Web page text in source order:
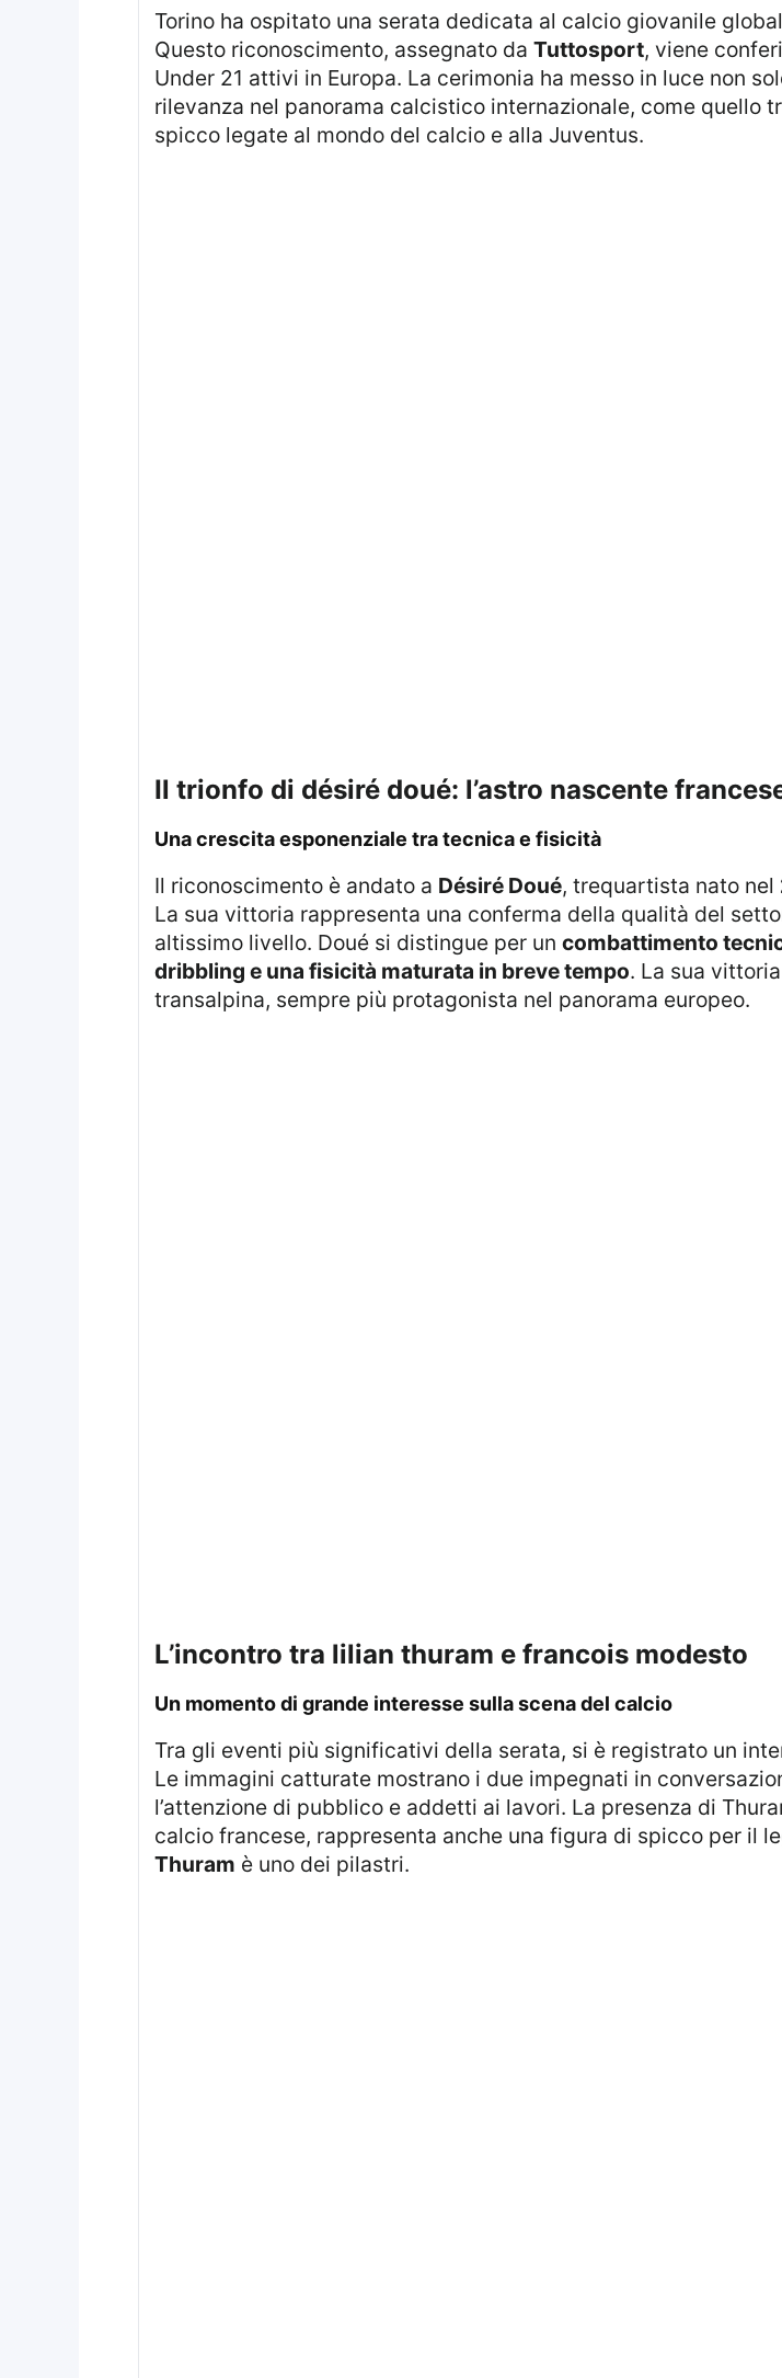
Torino ha ospitato una serata dedicata al calcio giovanile
Questo riconoscimento, assegnato da Tuttosport, viene
Under 21 attivi in Europa. La cerimonia ha messo in luce non
rilevanza nel panorama calcistico internazionale, come quello
spicco legate al mondo del calcio e alla Juventus.
il trionfo di désiré doué: l’astro nascente
una crescita esponenziale tra tecnica e fisicità
Il riconoscimento è andato a Désiré Doué, trequartista nato nel
La sua vittoria rappresenta una conferma della qualità del
altissimo livello. Doué si distingue per un combattimento
dribbling e una fisicità maturata in breve tempo. La sua
transalpina, sempre più protagonista nel panorama europeo.
l’incontro tra lilian thuram e francois modesto
un momento di grande interesse sulla scena del calcio
Tra gli eventi più significativi della serata, si è registrato un
Le immagini catturate mostrano i due impegnati in
l’attenzione di pubblico e addetti ai lavori. La presenza di
calcio francese, rappresenta anche una figura di spicco per il
Thuram è uno dei pilastri.